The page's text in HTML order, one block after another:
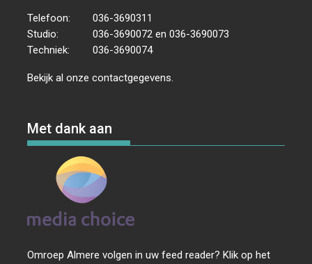
Telefoon:
036-3690311
Studio:
036-3690072 en 036-3690073
Techniek:
036-3690074
Bekijk al onzecontactgegevens
Met dank aan
Omroep Almere volgen in uw feed reader? Klik op het